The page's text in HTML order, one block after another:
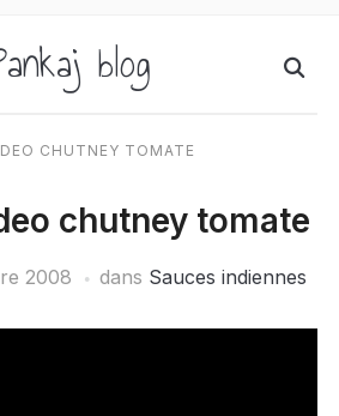
blog
CHUTNEY TOMATE
chutney tomate
2008 dans Sauces indiennes